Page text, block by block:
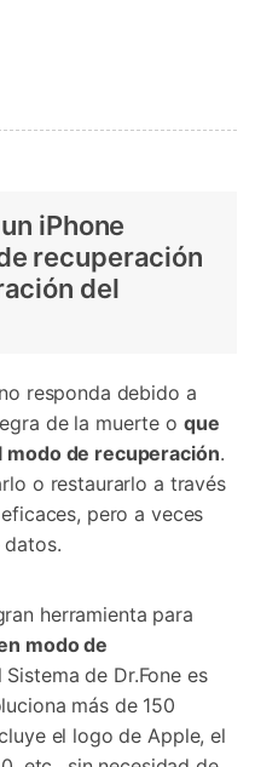
iPhone
recuperación
del
responda debido a
de la muerte o que
modo de recuperación.
o restaurarlo a través
pero a veces
herramienta para
modo de
de Dr.Fone es
más de 150
el logo de Apple, el